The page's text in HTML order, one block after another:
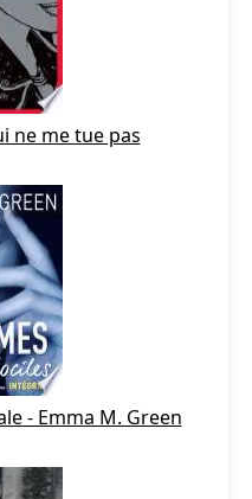
ne me tue pas
- Emma M. Green